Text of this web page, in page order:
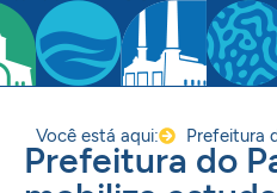
Você está aqui: Prefeitura
Prefeitura do